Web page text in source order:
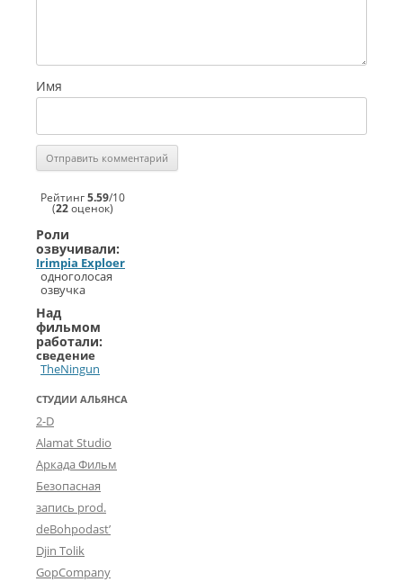
Имя
Рейтинг5.59/10
(22оценок)
Роли
озвучивали:
Irimpia Exploer
одноголосая
озвучка
Над
фильмом
работали:
сведение
TheNingun
СТУДИИ АЛЬЯНСА
2-D
Alamat Studio
Аркада Фильм
Безопасная
запись prod.
deBohpodast’
Djin Tolik
GopCompany